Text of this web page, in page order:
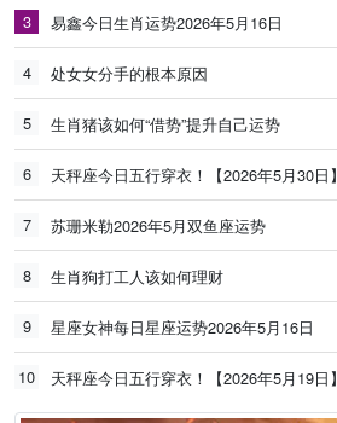
3 易鑫今日生肖运势2026年5月16日
4 处女女分手的根本原因
5 生肖猪该如何“借势”提升自己运势
6 天秤座今日五行穿衣！【2026年5月30日】
7 苏珊米勒2026年5月双鱼座运势
8 生肖狗打工人该如何理财
9 星座女神每日星座运势2026年5月16日
10 天秤座今日五行穿衣！【2026年5月19日】